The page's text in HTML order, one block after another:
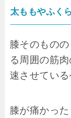
太ももやふく
膝そのもの
る周囲の筋
速させている
膝が痛かっ